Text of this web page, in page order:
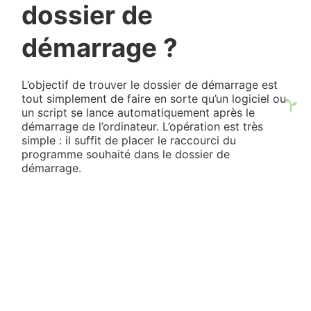
dossier de
démarrage ?
L’objectif de trouver le dossier de démarrage est
tout simplement de faire en sorte qu’un logiciel ou
un script se lance automatiquement après le
démarrage de l’ordinateur. L’opération est très
simple : il suffit de placer le raccourci du
programme souhaité dans le dossier de
démarrage.